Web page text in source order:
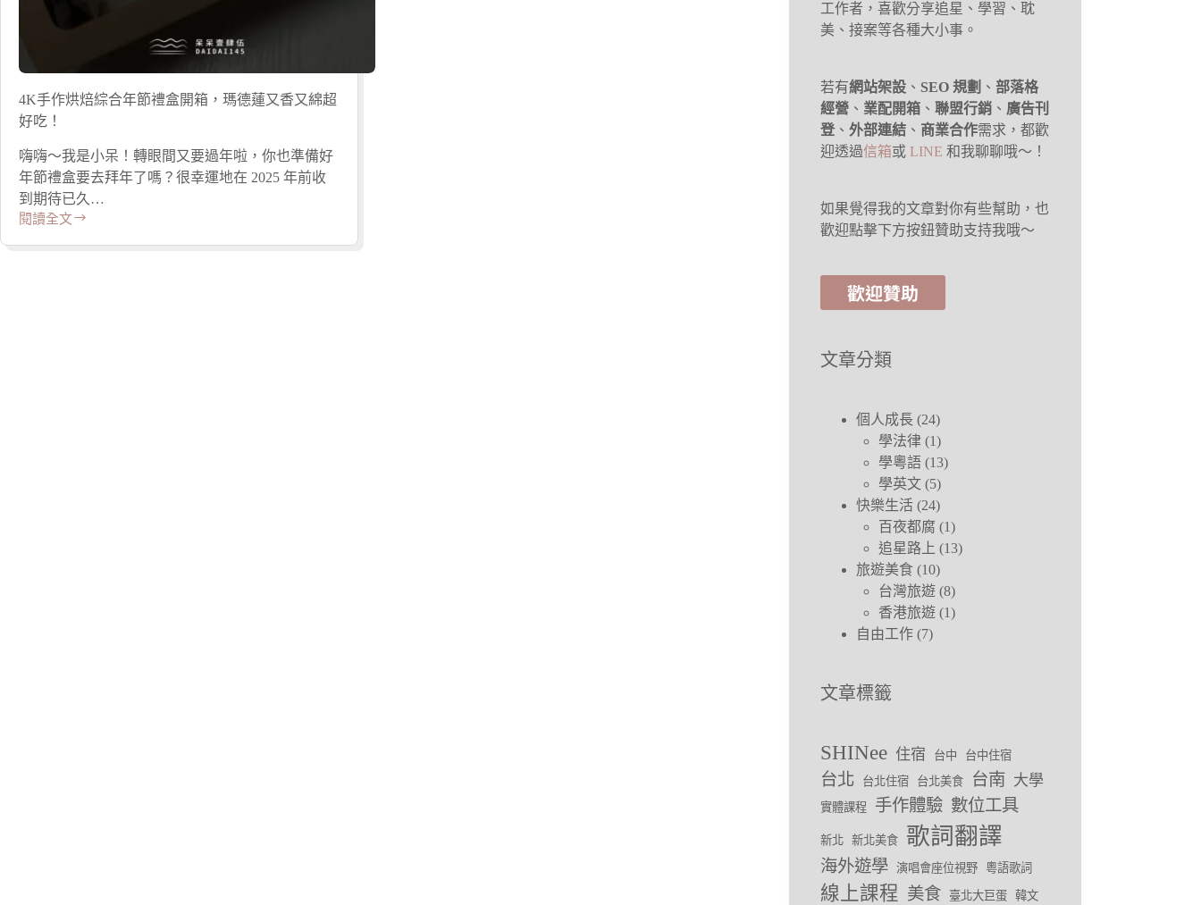
4K手作烘焙綜合年節禮盒開箱，瑪德蓮又香又綿超
好吃！
嗨嗨～我是小呆！轉眼間又要過年啦，你也準備好
年節禮盒要去拜年了嗎？很幸運地在 2025 年前收
到期待已久…
閱讀全文
工作者，喜歡分享追星、學習、耽
美、接案等各種大小事。
若有網站架設 、 SEO 規劃 、部落格
經營 、 業配開箱 、聯盟行銷 、 廣告刊
登、外部連結 、 商業合作需求，都歡
迎透過信箱或 LINE 和我聊聊哦～！
如果覺得我的文章對你有些幫助，也
歡迎點擊下方按鈕贊助支持我哦～
歡迎贊助
文章分類
個人成長 (24)
學法律 (1)
學粵語 (13)
學英文 (5)
快樂生活 (24)
百夜都腐 (1)
追星路上 (13)
旅遊美食 (10)
台灣旅遊 (8)
香港旅遊 (1)
自由工作 (7)
文章標籤
SHINee 住宿 台中 台中住宿
台北 台北住宿 台北美食 台南 大學
實體課程 手作體驗 數位工具
新北 新北美食 歌詞翻譯
海外遊學 演唱會座位視野 粵語歌詞
線上課程 美食 臺北大巨蛋
韓文